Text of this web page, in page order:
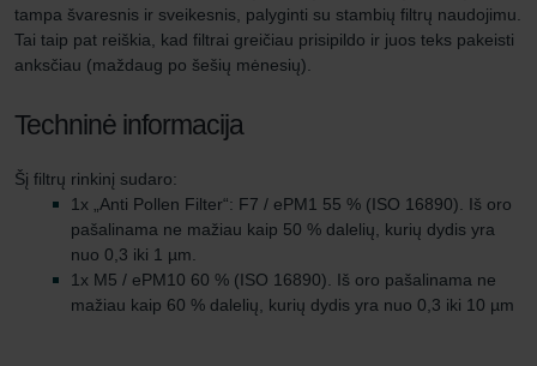
tampa švaresnis ir sveikesnis, palyginti su stambių filtrų naudojimu.
Tai taip pat reiškia, kad filtrai greičiau prisipildo ir juos teks pakeisti
anksčiau (maždaug po šešių mėnesių).
Techninė informacija
Šį filtrų rinkinį sudaro:
1x „Anti Pollen Filter“: F7 / ePM1 55 % (ISO 16890). Iš oro
pašalinama ne mažiau kaip 50 % dalelių, kurių dydis yra
nuo 0,3 iki 1 µm.
1x M5 / ePM10 60 % (ISO 16890). Iš oro pašalinama ne
mažiau kaip 60 % dalelių, kurių dydis yra nuo 0,3 iki 10 µm